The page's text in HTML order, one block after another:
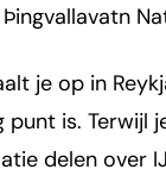
je op in
is. Terwijl
delen over